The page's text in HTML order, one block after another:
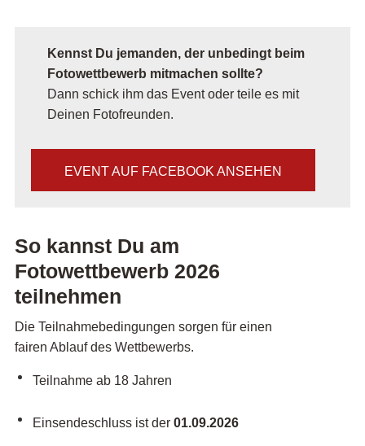
Kennst Du jemanden, der unbedingt beim
Fotowettbewerb mitmachen sollte?
Dann schick ihm das Event oder teile es mit
Deinen Fotofreunden.
EVENT AUF FACEBOOK ANSEHEN
So kannst Du am
Fotowettbewerb 2026
teilnehmen
Die Teilnahmebedingungen sorgen für einen
fairen Ablauf des Wettbewerbs.
Teilnahme ab 18 Jahren
Einsendeschluss ist der 01.09.2026